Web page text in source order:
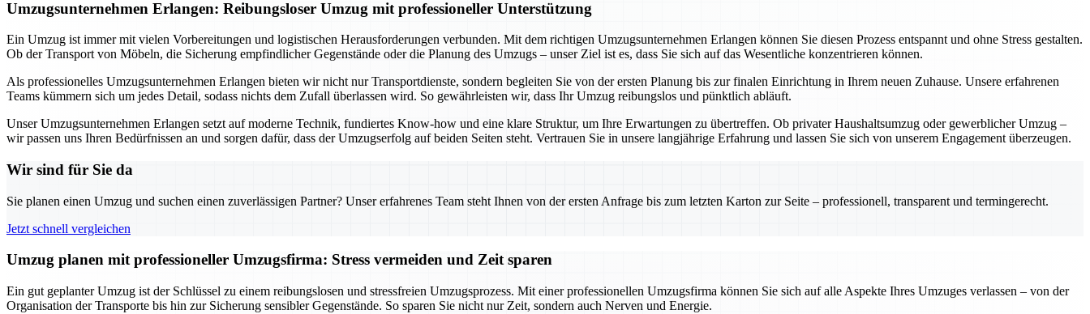
Umzugsunternehmen Erlangen: Reibungsloser Umzug mit professioneller Unterstützung
Ein Umzug ist immer mit vielen Vorbereitungen und logistischen Herausforderungen verbunden. Mit dem richtigen Umzugsunternehmen Erlangen können Sie diesen Prozess entspannt und ohne Stress gestalten.
Ob der Transport von Möbeln, die Sicherung empfindlicher Gegenstände oder die Planung des Umzugs – unser Ziel ist es, dass Sie sich auf das Wesentliche konzentrieren können.
Als professionelles Umzugsunternehmen Erlangen bieten wir nicht nur Transportdienste, sondern begleiten Sie von der ersten Planung bis zur finalen Einrichtung in Ihrem neuen Zuhause. Unsere erfahrenen
Teams kümmern sich um jedes Detail, sodass nichts dem Zufall überlassen wird. So gewährleisten wir, dass Ihr Umzug reibungslos und pünktlich abläuft.
Unser Umzugsunternehmen Erlangen setzt auf moderne Technik, fundiertes Know-how und eine klare Struktur, um Ihre Erwartungen zu übertreffen. Ob privater Haushaltsumzug oder gewerblicher Umzug –
wir passen uns Ihren Bedürfnissen an und sorgen dafür, dass der Umzugserfolg auf beiden Seiten steht. Vertrauen Sie in unsere langjährige Erfahrung und lassen Sie sich von unserem Engagement überzeugen.
Wir sind für Sie da
Sie planen einen Umzug und suchen einen zuverlässigen Partner? Unser erfahrenes Team steht Ihnen von der ersten Anfrage bis zum letzten Karton zur Seite – professionell, transparent und termingerecht.
Jetzt schnell vergleichen
Umzug planen mit professioneller Umzugsfirma: Stress vermeiden und Zeit sparen
Ein gut geplanter Umzug ist der Schlüssel zu einem reibungslosen und stressfreien Umzugsprozess. Mit einer professionellen Umzugsfirma können Sie sich auf alle Aspekte Ihres Umzuges verlassen – von der
Organisation der Transporte bis hin zur Sicherung sensibler Gegenstände. So sparen Sie nicht nur Zeit, sondern auch Nerven und Energie.